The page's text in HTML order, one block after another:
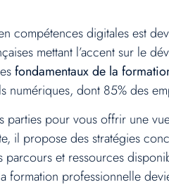
compétences digitales est
mettant l’accent sur le
fondamentaux de la
numériques, dont 85% des
parties pour vous offrir une
il propose des stratégies
et ressources
formation professionnelle